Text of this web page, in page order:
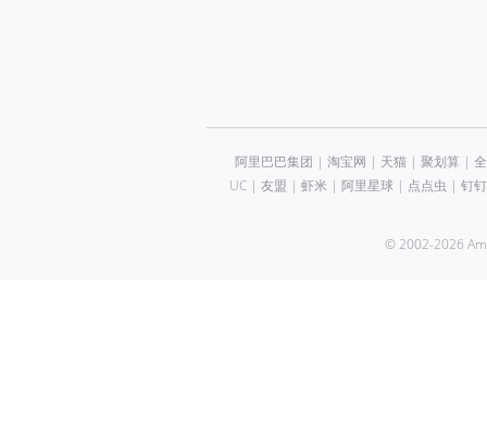
阿里巴巴集团 | 淘宝网 | 天猫| 聚划算 |
UC| 友盟 | 虾米 | 阿里星球| 点点虫 | 钉钉
© 2002-2026